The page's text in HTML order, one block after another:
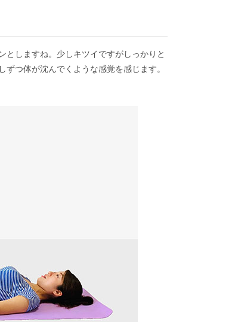
しますね。少しキツイですがしっかりと
つ体が沈んでくような感覚を感じます。